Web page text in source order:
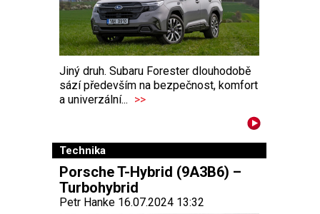
Jiný druh. Subaru Forester dlouhodobě
sází především na bezpečnost, komfort
a univerzální... >>
Technika
Porsche T-Hybrid (9A3B6) –
Turbohybrid
Petr Hanke 16.07.2024 13:32